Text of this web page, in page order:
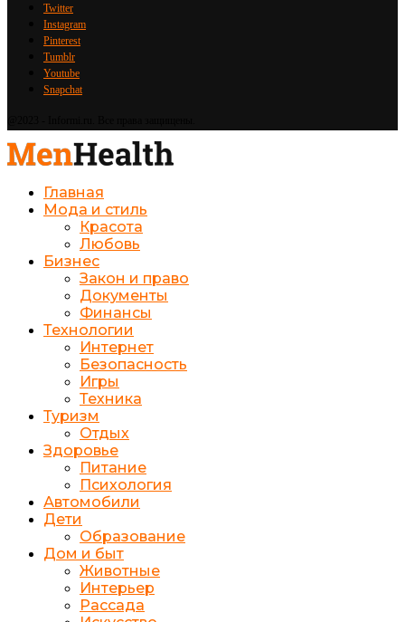
Twitter
Instagram
Pinterest
Tumblr
Youtube
Snapchat
Главная
Мода и стиль
Красота
Любовь
Бизнес
Закон и право
Документы
Финансы
Технологии
Интернет
Безопасность
Игры
Техника
Туризм
Отдых
Здоровье
Питание
Психология
Автомобили
Дети
Образование
Дом и быт
Животные
Интерьер
Рассада